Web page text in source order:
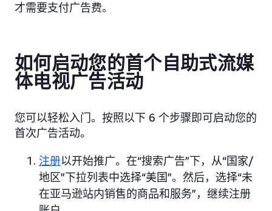
才需要支付广告费。
如何启动您的首个自助式流媒
体电视广告活动
您可以轻松入门。按照以下 6 个步骤即可启动您的
首次广告活动。
注册以开始推广。在“搜索广告”下，从“国家/
地区”下拉列表中选择“美国”。然后，选择“未
在亚马逊站内销售的商品和服务”，继续注册